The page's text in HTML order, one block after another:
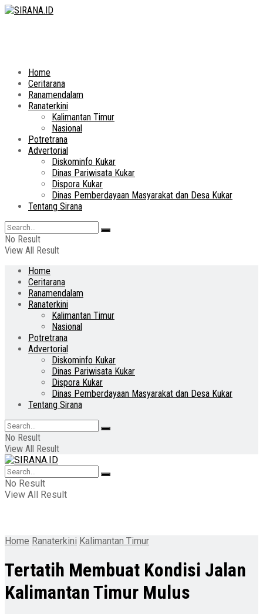
Home
Ceritarana
Ranamendalam
Ranaterkini
Kalimantan Timur
Nasional
Potretrana
Advertorial
Diskominfo Kukar
Dinas Pariwisata Kukar
Dispora Kukar
Dinas Pemberdayaan Masyarakat dan Desa Kukar
Tentang Sirana
No Result
View All Result
Home
Ceritarana
Ranamendalam
Ranaterkini
Kalimantan Timur
Nasional
Potretrana
Advertorial
Diskominfo Kukar
Dinas Pariwisata Kukar
Dispora Kukar
Dinas Pemberdayaan Masyarakat dan Desa Kukar
Tentang Sirana
No Result
View All Result
No Result
View All Result
Home Ranaterkini Kalimantan Timur
Tertatih Membuat Kondisi Jalan
Kalimantan Timur Mulus